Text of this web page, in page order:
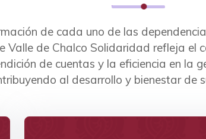
de cada uno de las
Valle de Chalco Solidaridad refleja el
de cuentas y la eficiencia en la
al desarrollo y bienestar de